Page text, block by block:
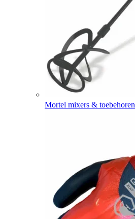
Mortel mixers & toebehoren